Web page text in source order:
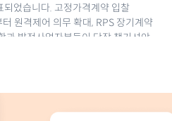
었습니다. 고정가격계약 입찰
원격제어 의무 확대, RPS 장기계약
과 발전사업자분들이 당장 챙기셔야
드립니다. 📰 2026년 7월 태양광